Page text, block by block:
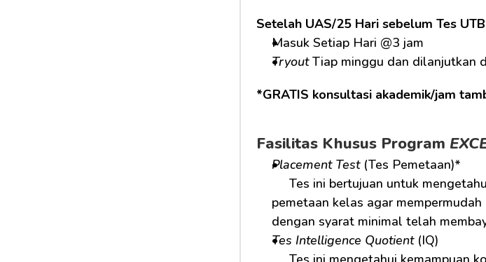
Setelah UAS/25 Hari sebelum Tes
Masuk Setiap Hari @3 jam
Tryout Tiap minggu dan dilanjutkan
*GRATIS konsultasi akademik/jam
Fasilitas Khusus Program
Placement Test (Tes Pemetaan)*
pemetaan kelas agar
dengan syarat minimal telah
Tes Intelligence Quotient (IQ)